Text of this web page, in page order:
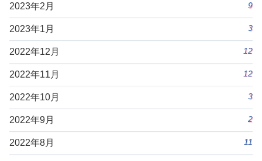
2023年2月 9
2023年1月 3
2022年12月 12
2022年11月 12
2022年10月 3
2022年9月 2
2022年8月 11